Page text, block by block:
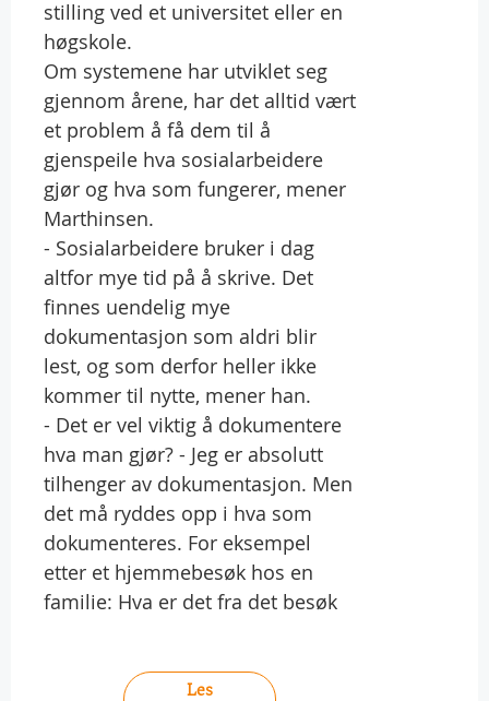
stilling ved et universitet eller en
høgskole.
Om systemene har utviklet seg
gjennom årene, har det alltid vært
et problem å få dem til å
gjenspeile hva sosialarbeidere
gjør og hva som fungerer, mener
Marthinsen.
- Sosialarbeidere bruker i dag
altfor mye tid på å skrive. Det
finnes uendelig mye
dokumentasjon som aldri blir
lest, og som derfor heller ikke
kommer til nytte, mener han.
- Det er vel viktig å dokumentere
hva man gjør? - Jeg er absolutt
tilhenger av dokumentasjon. Men
det må ryddes opp i hva som
dokumenteres. For eksempel
etter et hjemmebesøk hos en
familie: Hva er det fra det besøk
Les